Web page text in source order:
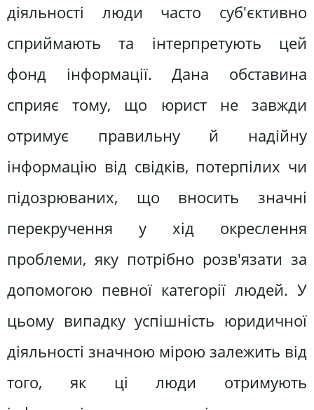
діяльності люди часто суб'єктивно
сприймають та інтерпретують цей
фонд інформації. Дана обставина
сприяє тому, що юрист не завжди
отримує правильну й надійну
інформацію від свідків, потерпілих чи
підозрюваних, що вносить значні
перекручення у хід окреслення
проблеми, яку потрібно розв'язати за
допомогою певної категорії людей. У
цьому випадку успішність юридичної
діяльності значною мірою залежить від
того, як ці люди отримують